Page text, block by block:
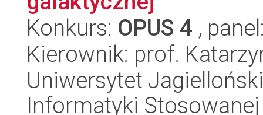
Konkurs: OPUS 4 ,
Kierownik: prof.
Uniwersytet
Informatyki Stosowanej